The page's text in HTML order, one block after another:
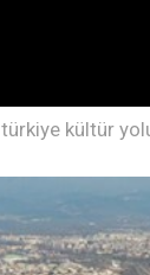
türkiye kültür